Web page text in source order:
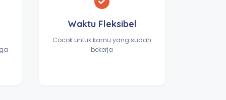
Waktu Fleksibel
Cocok untuk kamu yang sudah
bekerja